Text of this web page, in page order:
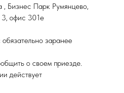
Бизнес Парк Румянцево,
3, офис 301е
заранее
о своем приезде.
действует